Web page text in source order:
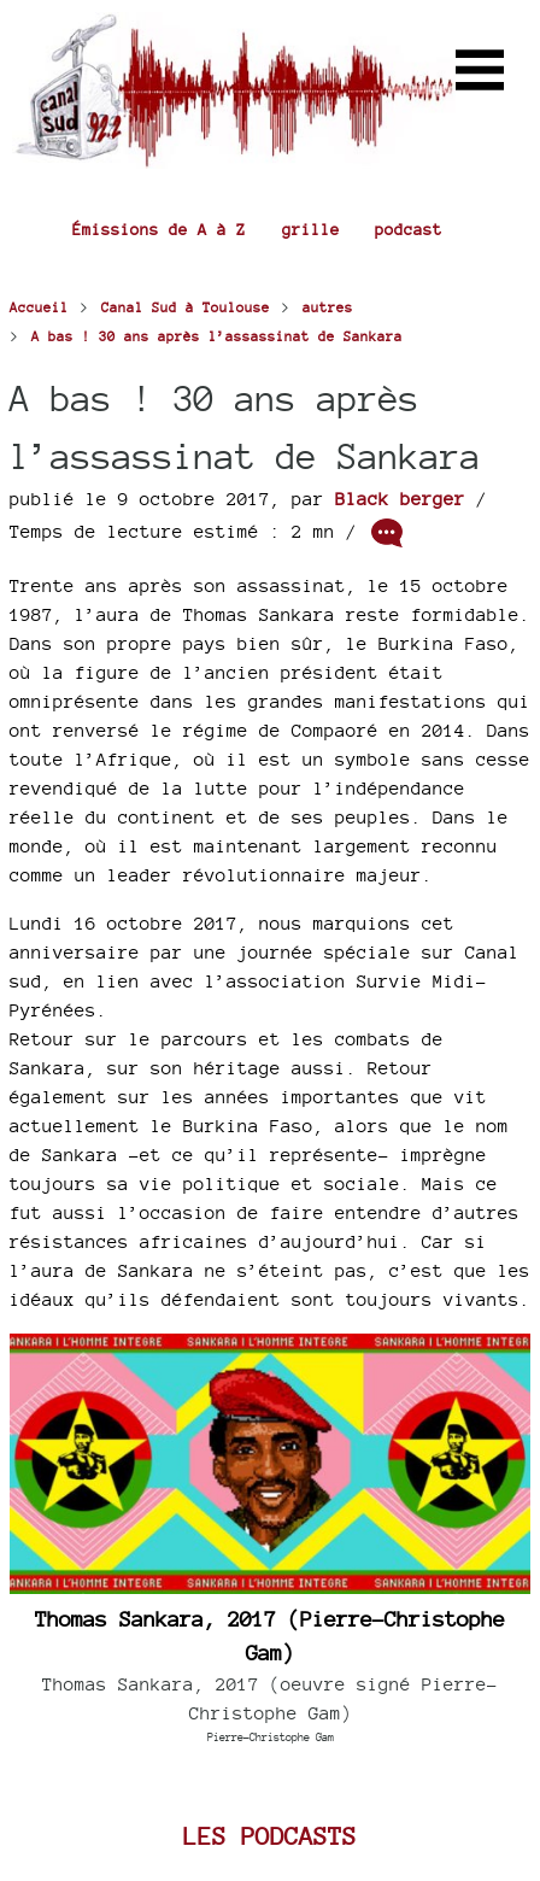
Émissions de A à Z grille podcast
Accueil > Canal Sud à Toulouse > autres
> A bas ! 30 ans après l’assassinat de Sankara
A bas ! 30 ans après
l’assassinat de Sankara
publié le 9 octobre 2017 par Black berger /
Temps de lecture estimé : 2 mn /
Trente ans après son assassinat, le 15 octobre
1987, l’aura de Thomas Sankara reste formidable.
Dans son propre pays bien sûr, le Burkina Faso,
où la figure de l’ancien président était
omniprésente dans les grandes manifestations qui
ont renversé le régime de Compaoré en 2014. Dans
toute l’Afrique, où il est un symbole sans cesse
revendiqué de la lutte pour l’indépendance
réelle du continent et de ses peuples. Dans le
monde, où il est maintenant largement reconnu
comme un leader révolutionnaire majeur.
Lundi 16 octobre 2017, nous marquions cet
anniversaire par une journée spéciale sur Canal
sud, en lien avec l’association Survie Midi-
Pyrénées.
Retour sur le parcours et les combats de
Sankara, sur son héritage aussi. Retour
également sur les années importantes que vit
actuellement le Burkina Faso, alors que le nom
de Sankara -et ce qu’il représente- imprègne
toujours sa vie politique et sociale. Mais ce
fut aussi l’occasion de faire entendre d’autres
résistances africaines d’aujourd’hui. Car si
l’aura de Sankara ne s’éteint pas, c’est que les
idéaux qu’ils défendaient sont toujours vivants.
Thomas Sankara, 2017 (Pierre-Christophe
Gam)
Thomas Sankara, 2017 (oeuvre signé Pierre-
Christophe Gam)
Pierre-Christophe Gam
LES PODCASTS